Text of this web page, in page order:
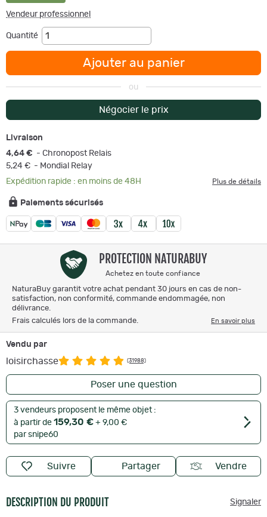
Vendeur professionnel
Quantité
Ajouter au panier
ou
Négocier le prix
Livraison
4,64 € - Chronopost Relais
5,24 € - Mondial Relay
Expédition rapide : en moins de 48H
Plus de détails
Paiements sécurisés
PROTECTION NATURABUY
Achetez en toute confiance
NaturaBuy garantit votre achat pendant 30 jours en cas de non-
satisfaction, non conformité, commande endommagée, non
délivrance.
Frais calculés lors de la commande.
En savoir plus
Vendu par
loisirchasse (31988)
Poser une question
3 vendeurs proposent le même objet :
à partir de 159,30 € + 9,00 €
par snipe60
Suivre Partager Vendre
DESCRIPTION DU PRODUIT Signaler